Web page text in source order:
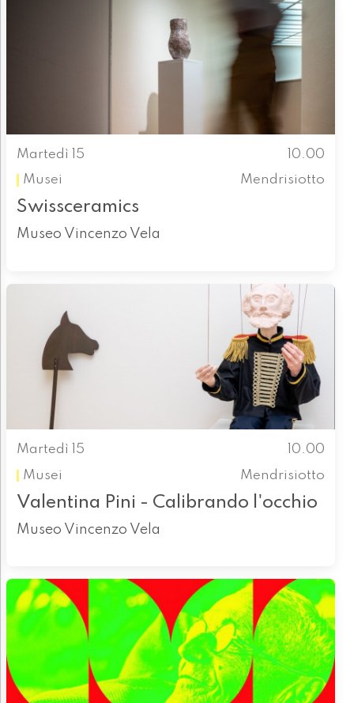
Martedì 15
10.00
Musei
Mendrisiotto
Swissceramics
Museo Vincenzo Vela
Martedì 15
10.00
Musei
Mendrisiotto
Valentina Pini - Calibrando l'occhio
Museo Vincenzo Vela